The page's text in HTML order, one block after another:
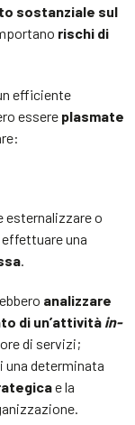
sostanziale sul
rischi di
efficiente
essere plasmate
esternalizzare o
effettuare una
.
analizzare
di un’attività in-
di servizi;
una determinata
e la